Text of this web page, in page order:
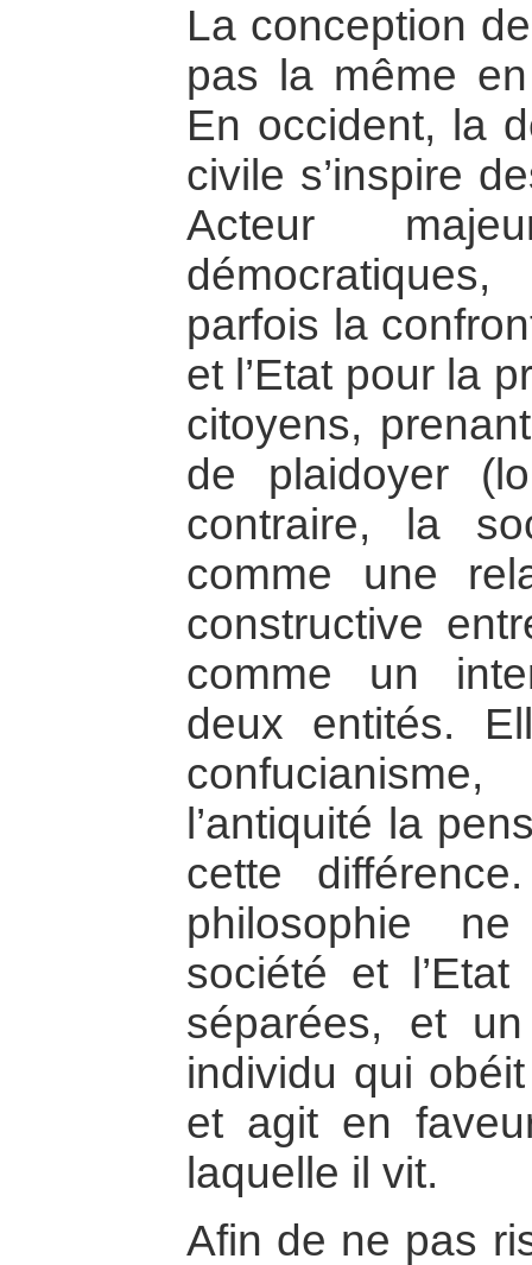
La conception
pas la même
En occident, la
civile s’inspire
Acteur
parfois la
et l’Etat pour la
citoyens,
de plaidoyer
contraire, la
comme une
constructive
comme un
deux entités.
l’antiquité la
cette
philosophie
société et
séparées, et
individu qui
et agit en
laquelle il vit.
Afin de ne pas